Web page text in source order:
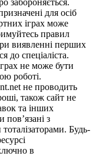
для осіб
іграх може
правил
виявленні перших
до спеціаліста.
не може бути
роботі.
не проводить
також сайт не
та інших
пов’язані з
Будь-
в